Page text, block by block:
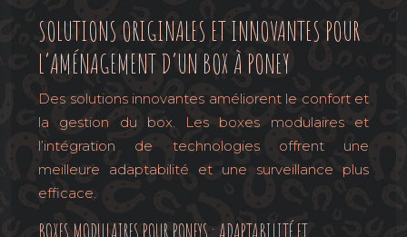
SOLUTIONS ORIGINALES ET INNOVANTES POUR
L’AMÉNAGEMENT D’UN BOX À PONEY
Des solutions innovantes améliorent le confort et
la gestion du box. Les boxes modulaires et
l’intégration de technologies offrent une
meilleure adaptabilité et une surveillance plus
efficace.